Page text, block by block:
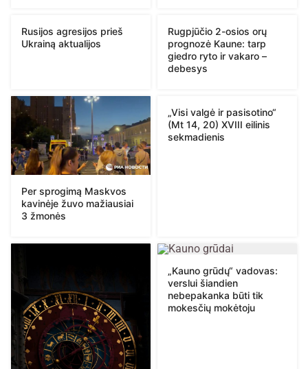
Rusijos agresijos prieš
Ukrainą aktualijos
Rugpjūčio 2-osios orų
prognozė Kaune: tarp
giedro ryto ir vakaro –
debesys
Per sprogimą Maskvos
kavinėje žuvo mažiausiai
3 žmonės
„Visi valgė ir pasisotino“
(Mt 14, 20) XVIII eilinis
sekmadienis
„Kauno grūdų“ vadovas:
verslui šiandien
nebepakanka būti tik
mokesčių mokėtoju